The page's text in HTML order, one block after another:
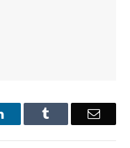
LinkedIn Email